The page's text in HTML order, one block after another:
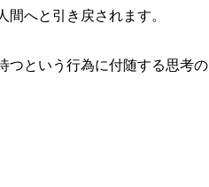
へと引き戻されます。
つという行為に付随する思考の